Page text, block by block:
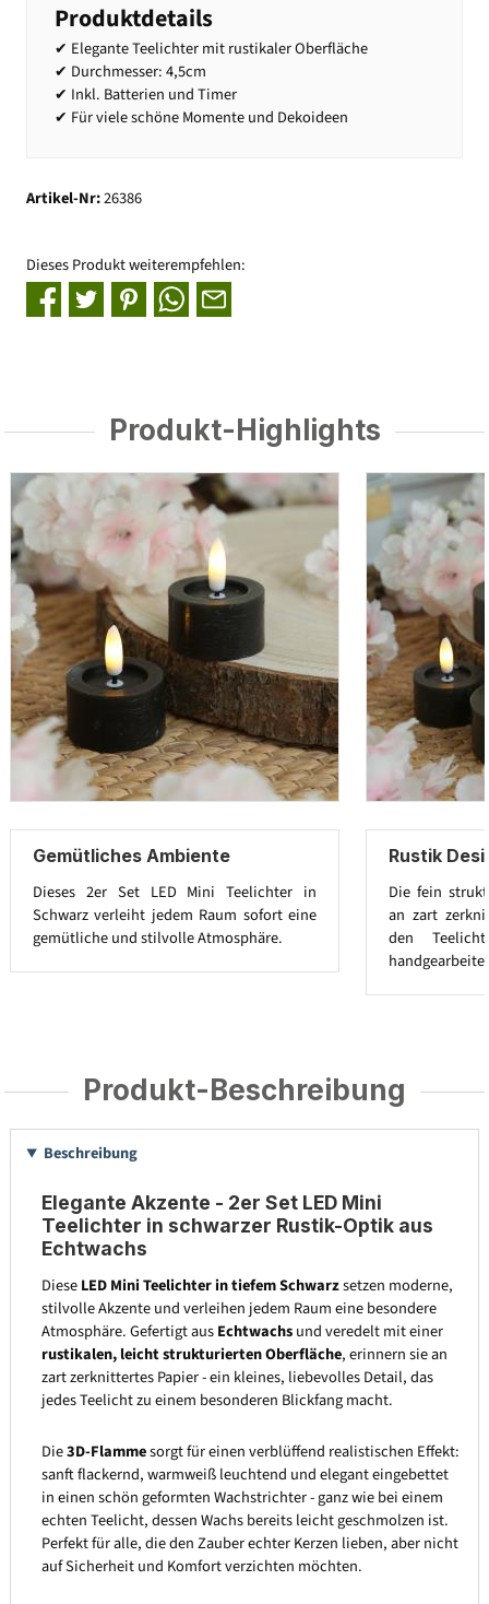
Produktdetails
✔ Elegante Teelichter mit rustikaler Oberfläche
✔ Durchmesser: 4,5cm
✔ Inkl. Batterien und Timer
✔ Für viele schöne Momente und Dekoideen
Artikel-Nr:26386
Dieses Produkt weiterempfehlen:
Produkt-Highlights
Gemütliches Ambiente
Dieses 2er Set LED Mini Teelichter in
Schwarz verleiht jedem Raum sofort eine
gemütliche und stilvolle Atmosphäre.
Rustik
Die fein
an zart
den
Produkt-Beschreibung
Beschreibung
Elegante Akzente - 2er Set LED Mini
Teelichter in schwarzer Rustik-Optik aus
Echtwachs
DieseLED Mini Teelichter in tiefem Schwarzsetzen moderne,
stilvolle Akzente und verleihen jedem Raum eine besondere
Atmosphäre. Gefertigt ausEchtwachsund veredelt mit einer
rustikalen, leicht strukturierten Oberfläche, erinnern sie an
zart zerknittertes Papier - ein kleines, liebevolles Detail, das
jedes Teelicht zu einem besonderen Blickfang macht.
Die3D-Flammesorgt für einen verblüffend realistischen Effekt:
sanft flackernd, warmweiß leuchtend und elegant eingebettet
in einen schön geformten Wachstrichter - ganz wie bei einem
echten Teelicht, dessen Wachs bereits leicht geschmolzen ist.
Perfekt für alle, die den Zauber echter Kerzen lieben, aber nicht
auf Sicherheit und Komfort verzichten möchten.